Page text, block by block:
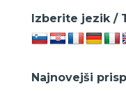
Izberite jezik /
Najnovejši